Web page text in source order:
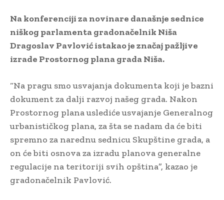
Na konferenciji za novinare današnje sednice
niškog parlamenta gradonačelnik Niša
Dragoslav Pavlović istakao je značaj pažljive
izrade Prostornog plana grada Niša.
“Na pragu smo usvajanja dokumenta koji je bazni
dokument za dalji razvoj našeg grada. Nakon
Prostornog plana uslediće usvajanje Generalnog
urbanističkog plana, za šta se nadam da će biti
spremno za narednu sednicu Skupštine grada, a
on će biti osnova za izradu planova generalne
regulacije na teritoriji svih opština”, kazao je
gradonačelnik Pavlović.